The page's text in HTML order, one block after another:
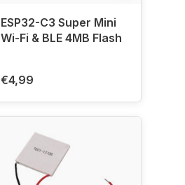
ESP32-C3 Super Mini
Wi-Fi & BLE 4MB Flash
€4,99